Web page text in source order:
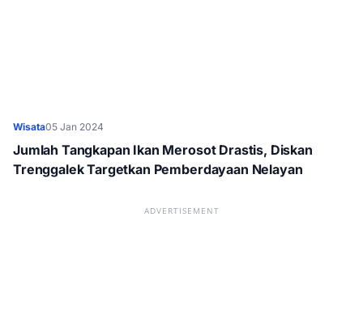
Wisata05 Jan 2024
Jumlah Tangkapan Ikan Merosot Drastis, Diskan
Trenggalek Targetkan Pemberdayaan Nelayan
ADVERTISEMENT